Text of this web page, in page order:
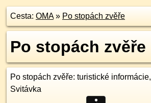
Cesta: OMA» Po stopách zvěře
Po stopách zvěře
Po stopách zvěře: turistické informácie,
Svitávka